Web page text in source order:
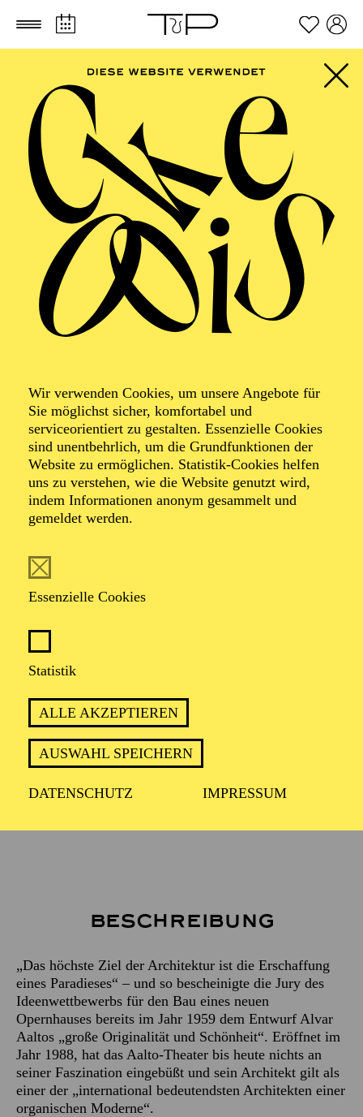
Zum Hauptinhalt springen Zum Footer springen
Wir verwenden Cookies, um unsere Angebote für
Sie möglichst sicher, komfortabel und
serviceorientiert zu gestalten. Essenzielle Cookies
sind unentbehrlich, um die Grundfunktionen der
Website zu ermöglichen. Statistik-Cookies helfen
uns zu verstehen, wie die Website genutzt wird,
indem Informationen anonym gesammelt und
gemeldet werden.
Essenzielle Cookies
Statistik
ALLE AKZEPTIEREN
AUSWAHL SPEICHERN
DATENSCHUTZ IMPRESSUM
AALTO
MUSIKTHEATER,
AALTO BALLETT
ESSEN
Öffentliche
Theater­führung
Zweistündiger öffentlicher Rundgang durch das Aalto-
ca. 2 Stunden
Beschreibung
„Das höchste Ziel der Architektur ist die Erschaffung
eines Paradieses“ – und so bescheinigte die Jury des
Ideenwettbewerbs für den Bau eines neuen
Opernhauses bereits im Jahr 1959 dem Entwurf Alvar
Aaltos „große Originalität und Schönheit“. Eröffnet im
Jahr 1988, hat das Aalto-Theater bis heute nichts an
seiner Faszination eingebüßt und sein Architekt gilt als
einer der „international bedeutendsten Architekten einer
organischen Moderne“.